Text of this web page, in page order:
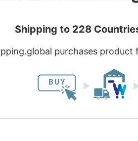
カー(縦) 8C 退職
～ 予約受付期間 2024年1月5日 23:59)
社畜や迷える現代人にぴったりの
ステッカーです。
(税込)
予約受付終了
お買い物を続ける